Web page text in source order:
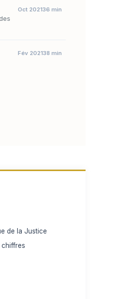
Oct 202136 min
Fév 202138 min
de la Justice
chiffres